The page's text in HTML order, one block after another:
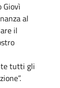
Giovì
al
il
tutti gli